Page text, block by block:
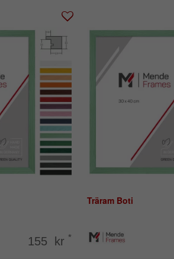
155 kr *
Träram Boti